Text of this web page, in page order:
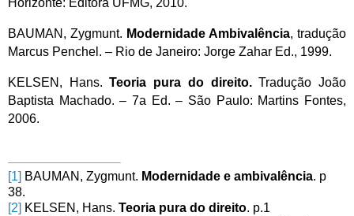
BAUMAN, Zygmunt. Modernidade Ambivalência, tradução
Marcus Penchel. – Rio de Janeiro: Jorge Zahar Ed., 1999.
KELSEN, Hans.Teoria pura do direito.Tradução João
Baptista Machado. – 7a Ed. – São Paulo: Martins Fontes,
2006.
[1] BAUMAN, Zygmunt. Modernidade e ambivalência. p
38.
[2]
KELSEN, Hans. Teoria pura do direito. p.1